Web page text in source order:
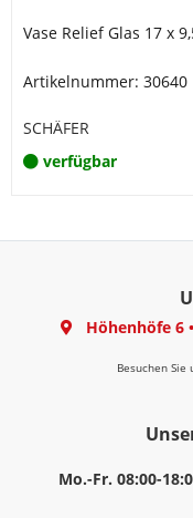
Vase Relief Glas 17 x
Artikelnummer: 30640
SCHÄFER
verfügbar
Höhenhöfe 6•
Besuchen Sie
Mo.-Fr. 08:00-